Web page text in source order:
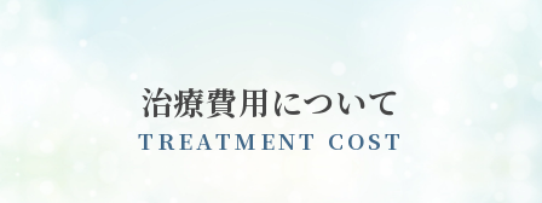
治療費用について
TREATMENT COST